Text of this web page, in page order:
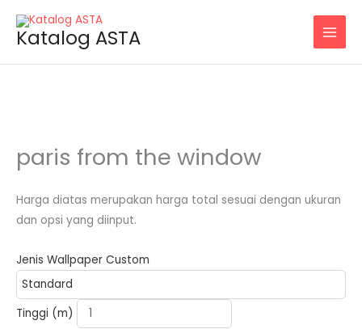
contentKatalog ASTA
paris from the window
Harga diatas merupakan harga total sesuai dengan ukuran
dan opsi yang diinput.
Jenis Wallpaper Custom
Tinggi (m)
paris
from